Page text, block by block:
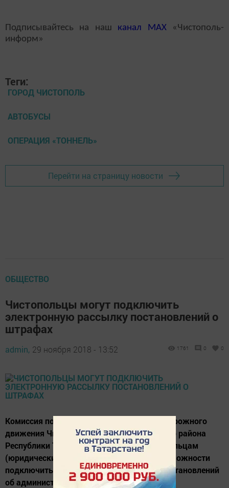
Подписывайтесь на наш канал MAX«Чистополь-
информ»
Теги:
ГОРОД ЧИСТОПОЛЬ
АВТОБУСЫ
ОПЕРАЦИЯ «ТОННЕЛЬ»
Перейти на страницу новости
ОБЩЕСТВО
Чистопольцы могут подключить
электронную рассылку постановлений о
штрафах
admin, 29 ноября 2018 - 13:52 1761 0 0
Комиссия по обеспечению безопасности дорожного
движения Чистопольского муниципального района
Республики Татарстан напоминает чистопольцам
(юридическим и физическим лицам) о возможности
подключиться к электронной рассылке постановлений
об административных правонарушениях,